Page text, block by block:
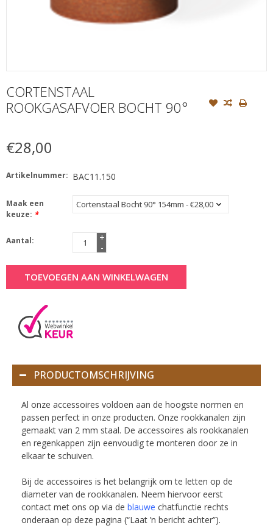
CORTENSTAAL
ROOKGASAFVOER BOCHT 90°
€28,00
Artikelnummer: BAC11.150
Maak een
keuze: *
Aantal:
+
-
TOEVOEGEN AAN WINKELWAGEN
PRODUCTOMSCHRIJVING
Al onze accessoires voldoen aan de hoogste normen en
passen perfect in onze producten. Onze rookkanalen zijn
gemaakt van 2 mm staal. De accessoires als rookkanalen
en regenkappen zijn eenvoudig te monteren door ze in
elkaar te schuiven.
Bij de accessoires is het belangrijk om te letten op de
diameter van de rookkanalen. Neem hiervoor eerst
contact met ons op via de blauwe chatfunctie rechts
onderaan op deze pagina (“Laat ’n bericht achter”).